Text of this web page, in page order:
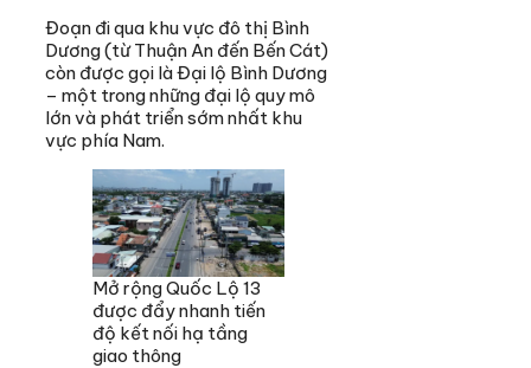
Đoạn đi qua khu vực đô thị Bình
Dương (từ Thuận An đến Bến Cát)
còn được gọi là Đại lộ Bình Dương
– một trong những đại lộ quy mô
lớn và phát triển sớm nhất khu
vực phía Nam.
Mở rộng Quốc Lộ 13
được đẩy nhanh tiến
độ kết nối hạ tầng
giao thông